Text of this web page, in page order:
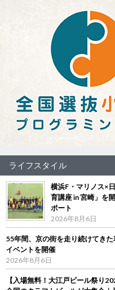
ライフスタイル
横浜F・マリノス×
育講座 in 宮崎」を
ポート
2026年8月6日
55年間、京の街を走り続けてき
イベントを開催
2026年8月6日
【入場無料！大江戸ビール祭り